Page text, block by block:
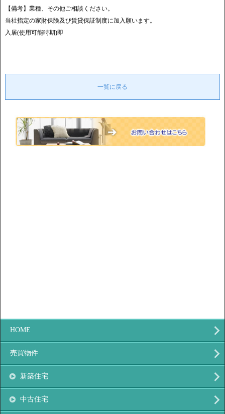
【備考】業種、その他ご相談ください。
当社指定の家財保険及び賃貸保証制度に加入願います。
入居(使用可能時期)即
一覧に戻る
HOME
売買物件
新築住宅
中古住宅